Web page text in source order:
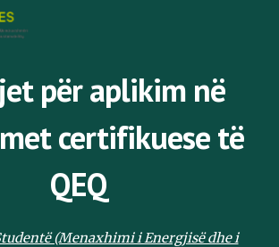
për aplikim në
certifikuese të
QEQ
(Menaxhimi i Energjisë dhe i